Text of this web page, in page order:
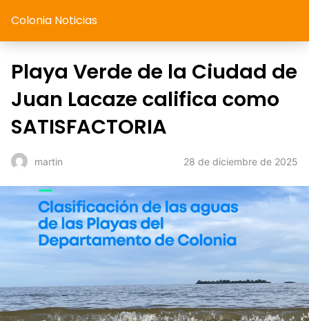
Colonia Noticias
Playa Verde de la Ciudad de
Juan Lacaze califica como
SATISFACTORIA
martin 28 de diciembre de 2025